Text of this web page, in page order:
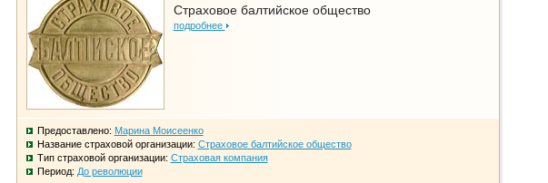
Страховое балтийское общество
подробнее
Предоставлено: Марина Моисеенко
Название страховой организации: Страховое балтийское общество
Тип страховой организации: Страховая компания
Период: До революции